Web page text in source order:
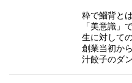
粋で鯔背と
「美意識」
生に対して
創業当初か
汁餃子のダ